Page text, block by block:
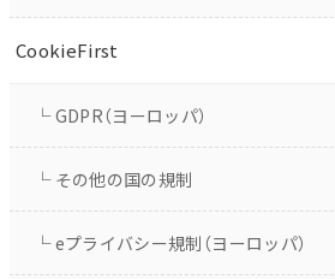
CookieFirst
└ GDPR（ヨーロッパ）
└ その他の国の規制
└ eプライバシー規制（ヨーロッパ）